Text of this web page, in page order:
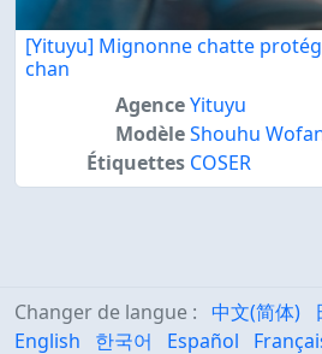
[Yituyu] Mignonne chatte
chan
AgenceYituyu
ModèleShouhu
Étiquettes COSER
Changer de langue : 中文(简体)
English
한국어 Español